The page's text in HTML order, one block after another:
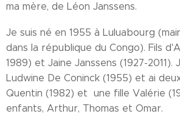
ma mère, de Léon Janssens.
Je suis né en 1955 à Luluabourg
dans la république du Congo). Fils
1989) et Jaine Janssens (1927-2011).
Ludwine De Coninck (1955) et ai
Quentin (1982) et une fille Valérie
enfants, Arthur, Thomas et Omar.